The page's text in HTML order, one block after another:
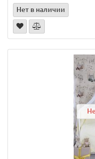
Нет в наличии